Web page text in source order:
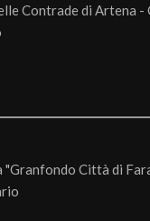
Contrade di Artena -
"Granfondo Città di